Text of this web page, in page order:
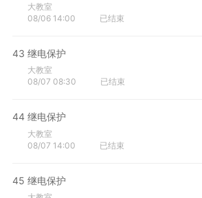
大教室
08/06 14:00
已结束
43 继电保护
大教室
08/07 08:30
已结束
44 继电保护
大教室
08/07 14:00
已结束
45 继电保护